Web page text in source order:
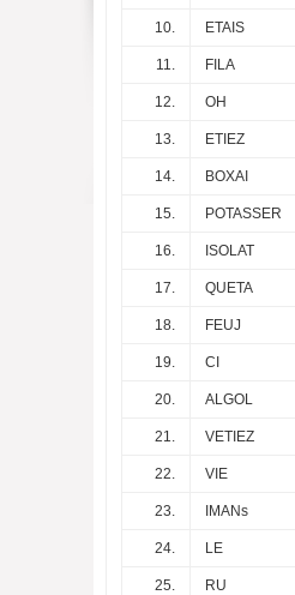
10. ETAIS
11. FILA
12. OH
13. ETIEZ
14. BOXAI
15. POTASSER
16. ISOLAT
17. QUETA
18. FEUJ
19. CI
20. ALGOL
21. VETIEZ
22. VIE
23. IMANs
24. LE
25. RU